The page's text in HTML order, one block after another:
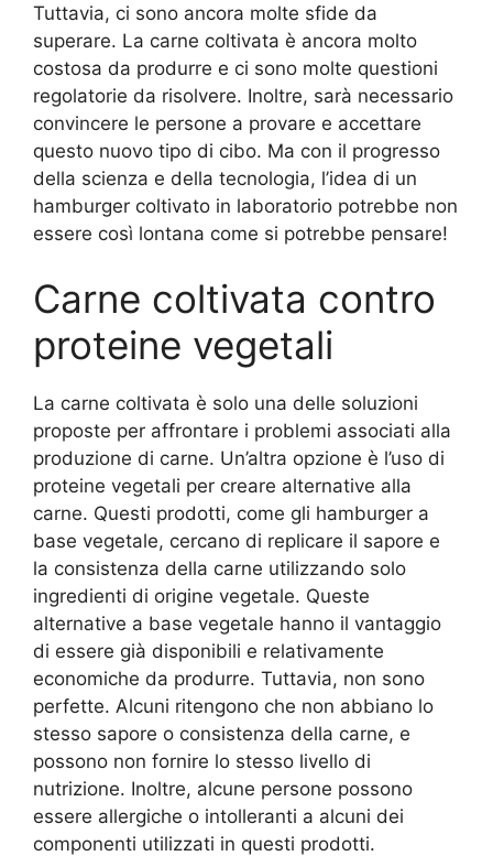
Tuttavia, ci sono ancora molte sfide da
superare. La carne coltivata è ancora molto
costosa da produrre e ci sono molte questioni
regolatorie da risolvere. Inoltre, sarà necessario
convincere le persone a provare e accettare
questo nuovo tipo di cibo. Ma con il progresso
della scienza e della tecnologia, l’idea di un
hamburger coltivato in laboratorio potrebbe non
essere così lontana come si potrebbe pensare!
Carne coltivata contro
proteine vegetali
La carne coltivata è solo una delle soluzioni
proposte per affrontare i problemi associati alla
produzione di carne. Un’altra opzione è l’uso di
proteine vegetali per creare alternative alla
carne. Questi prodotti, come gli hamburger a
base vegetale, cercano di replicare il sapore e
la consistenza della carne utilizzando solo
ingredienti di origine vegetale. Queste
alternative a base vegetale hanno il vantaggio
di essere già disponibili e relativamente
economiche da produrre. Tuttavia, non sono
perfette. Alcuni ritengono che non abbiano lo
stesso sapore o consistenza della carne, e
possono non fornire lo stesso livello di
nutrizione. Inoltre, alcune persone possono
essere allergiche o intolleranti a alcuni dei
componenti utilizzati in questi prodotti.